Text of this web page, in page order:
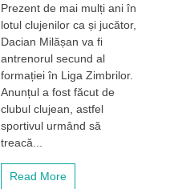
handbalist
de
la
„U”
trece
în
staff-
ul
Prezent de mai mulți ani în
lotul clujenilor ca și jucător,
Dacian Milășan va fi
antrenorul secund al
formației în Liga Zimbrilor.
Anunțul a fost făcut de
clubul clujean, astfel
sportivul urmând să
treacă...
Read More